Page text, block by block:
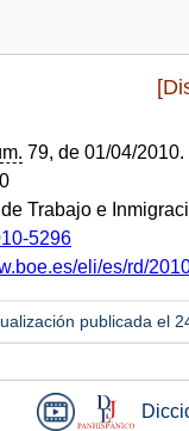
79, de 01/04/2010.
Trabajo e
5296
eli/es/rd/
publicada el